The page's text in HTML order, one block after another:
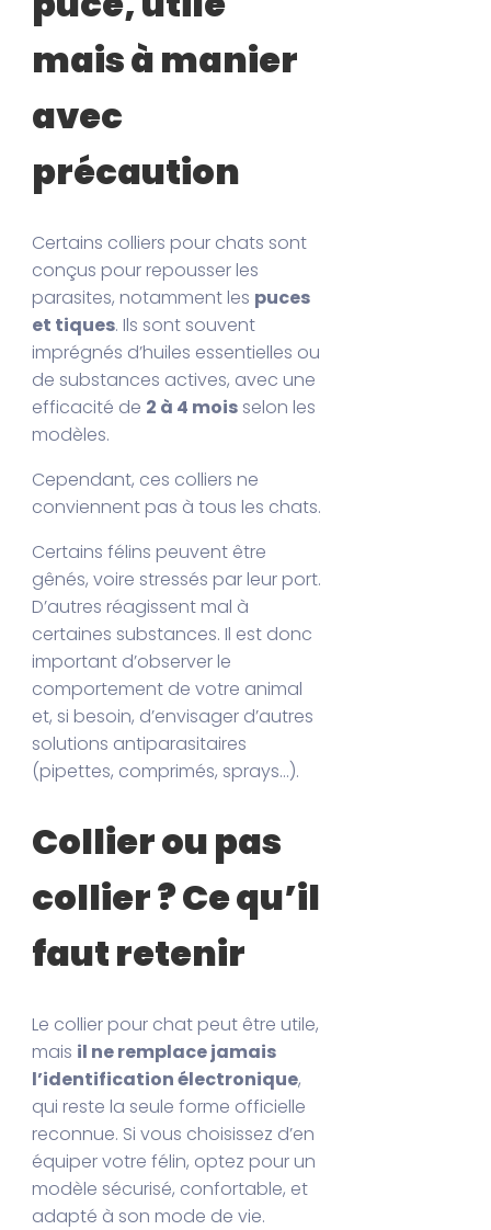
mais à manier
avec
précaution
Certains colliers pour chats sont
conçus pour repousser les
parasites, notamment les puces
et tiques. Ils sont souvent
imprégnés d’huiles essentielles ou
de substances actives, avec une
efficacité de 2 à 4 moisselon les
modèles.
Cependant, ces colliers ne
conviennent pas à tous les chats.
Certains félins peuvent être
gênés, voire stressés par leur port.
D’autres réagissent mal à
certaines substances. Il est donc
important d’observer le
comportement de votre animal
et, si besoin, d’envisager d’autres
solutions antiparasitaires
(pipettes, comprimés, sprays…).
Collier ou pas
collier ? Ce qu’il
faut retenir
Le collier pour chat peut être utile,
mais il ne remplace jamais
l’identification électronique,
qui reste la seule forme officielle
reconnue. Si vous choisissez d’en
équiper votre félin, optez pour un
modèle sécurisé, confortable, et
adapté à son mode de vie.